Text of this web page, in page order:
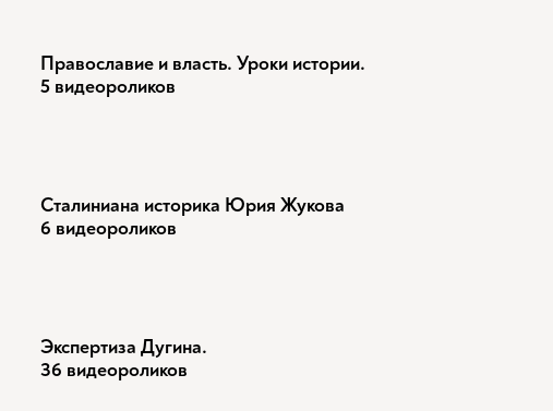
Православие и власть. Уроки истории.
5 видеороликов
Сталиниана историка Юрия Жукова
6 видеороликов
Экспертиза Дугина.
36 видеороликов